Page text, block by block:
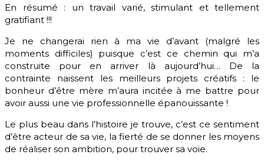
En résumé : un travail varié, stimulant et tellement
gratifiant !!!
Je ne changerai rien à ma vie d’avant (malgré les
moments difficiles) puisque c’est ce chemin qui m’a
construite pour en arriver là aujourd’hui… De la
contrainte naissent les meilleurs projets créatifs : le
bonheur d’être mère m’aura incitée à me battre pour
avoir aussi une vie professionnelle épanouissante !
Le plus beau dans l’histoire je trouve, c’est ce sentiment
d’être acteur de sa vie, la fierté de se donner les moyens
de réaliser son ambition, pour trouver sa voie.